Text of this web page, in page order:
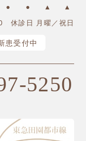
● ● ▲
▲
休診日 月曜／祝日
患受付中
5250